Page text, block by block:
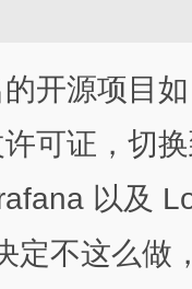
开源项目
可证，切
以及
定不这么做